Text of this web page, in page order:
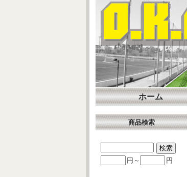
ホーム
商品検索
円～ 円